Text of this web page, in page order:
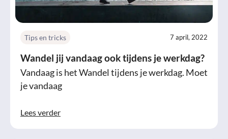
Tips en tricks 7 april, 2022
Wandel jij vandaag ook tijdens je werkdag?
Vandaag is het Wandel tijdens je werkdag. Moet
je vandaag
Lees verder